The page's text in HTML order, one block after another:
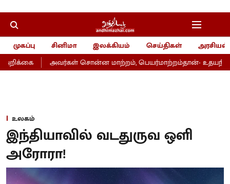
முகப்பு சினிமா இலக்கியம் செய்திகள்
அரசியல்
அவர்கள் சொன்ன மாற்றம், பெயர்மாற்றம்தான்- உதயநிதி
உலகம்
இந்தியாவில் வடதுருவ ஒளி
அரோரா!